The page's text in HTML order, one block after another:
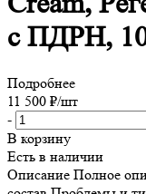
с ПДРН,
Подробнее
11 500 ₽/шт
-
В корзину
Есть в наличии
Описание Полное